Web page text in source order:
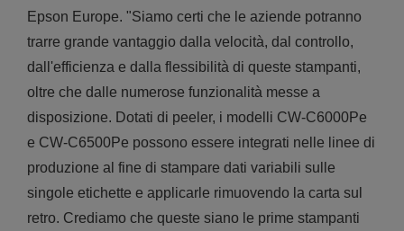
Epson Europe. "Siamo certi che le aziende potranno
trarre grande vantaggio dalla velocità, dal controllo,
dall'efficienza e dalla flessibilità di queste stampanti,
oltre che dalle numerose funzionalità messe a
disposizione. Dotati di peeler, i modelli CW-C6000Pe
e CW-C6500Pe possono essere integrati nelle linee di
produzione al fine di stampare dati variabili sulle
singole etichette e applicarle rimuovendo la carta sul
retro. Crediamo che queste siano le prime stampanti